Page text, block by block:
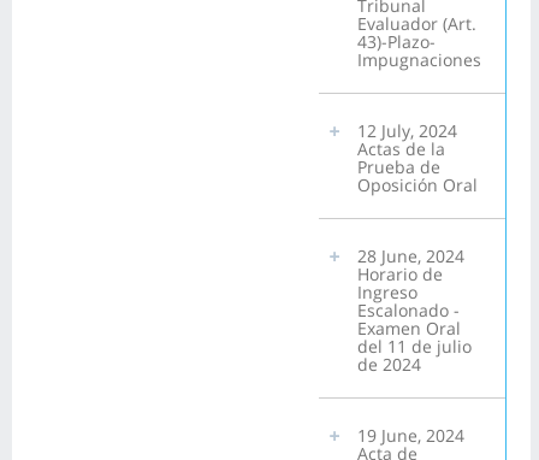
Tribunal
Evaluador (Art.
43)-Plazo-
Impugnaciones
12 July, 2024
Actas de la
Prueba de
Oposición Oral
28 June, 2024
Horario de
Ingreso
Escalonado -
Examen Oral
del 11 de julio
de 2024
19 June, 2024
Acta de